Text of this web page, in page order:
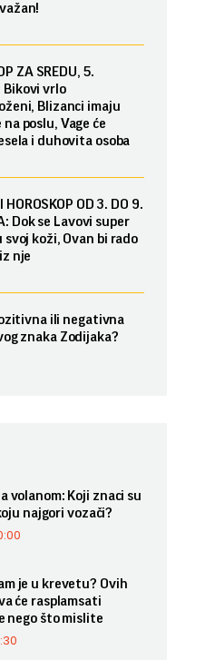
ZA SREDU, 5.
Bikovi vrlo
Blizanci imaju
na poslu, Vage će
i duhovita osoba
HOROSKOP OD 3. DO 9.
Dok se Lavovi super
svoj koži, Ovan bi rado
nje
ili negativna
znaka Zodijaka?
volanom: Koji znaci su
najgori vozači?
je u krevetu? Ovih
će rasplamsati
nego što mislite